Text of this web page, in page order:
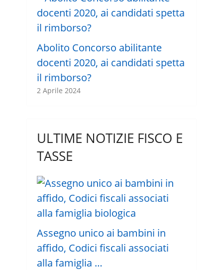
Abolito Concorso abilitante
docenti 2020, ai candidati spetta
il rimborso?
2 Aprile 2024
ULTIME NOTIZIE FISCO E
TASSE
Assegno unico ai bambini in
affido, Codici fiscali associati
alla famiglia …